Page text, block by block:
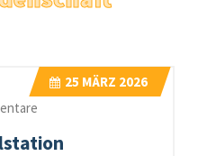
25 MÄRZ 2026